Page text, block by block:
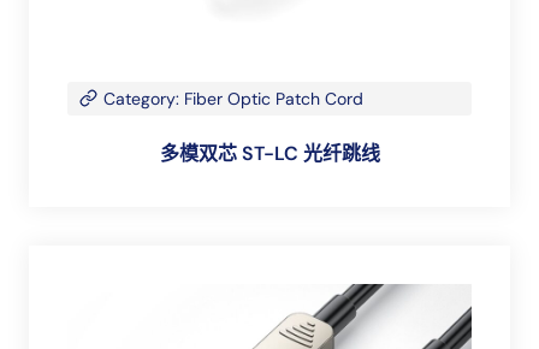
Category: Fiber Optic Patch Cord
多模双芯 ST-LC 光纤跳线